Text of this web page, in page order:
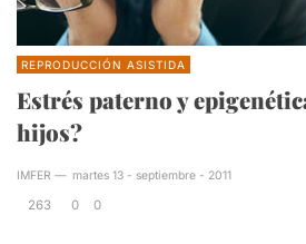
REPRODUCCIÓN ASISTIDA
Estrés paterno y
hijos?
IMFER — martes 13 - septiembre - 2011
263 0 0